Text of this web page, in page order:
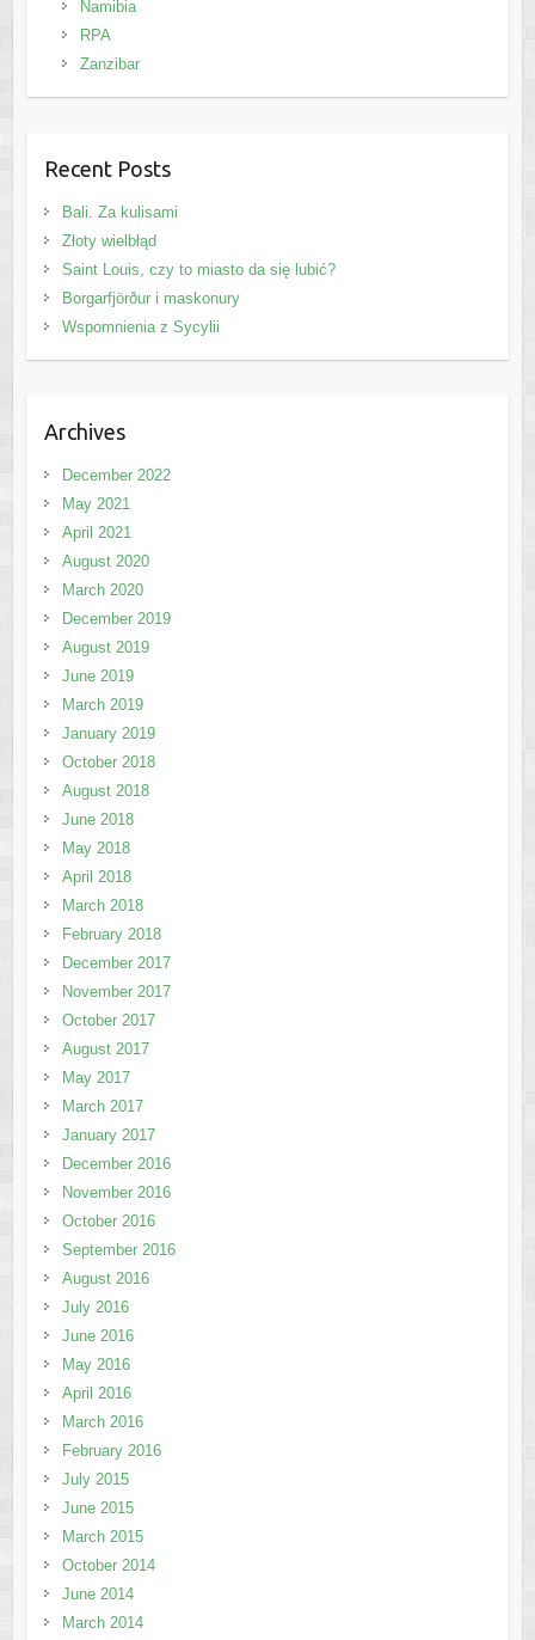
Namibia
RPA
Zanzibar
Recent Posts
Bali. Za kulisami
Złoty wielbłąd
Saint Louis, czy to miasto da się lubić?
Borgarfjörður i maskonury
Wspomnienia z Sycylii
Archives
December 2022
May 2021
April 2021
August 2020
March 2020
December 2019
August 2019
June 2019
March 2019
January 2019
October 2018
August 2018
June 2018
May 2018
April 2018
March 2018
February 2018
December 2017
November 2017
October 2017
August 2017
May 2017
March 2017
January 2017
December 2016
November 2016
October 2016
September 2016
August 2016
July 2016
June 2016
May 2016
April 2016
March 2016
February 2016
July 2015
June 2015
March 2015
October 2014
June 2014
March 2014